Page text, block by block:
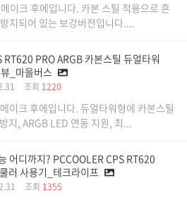
이크 후에입니다. 카본 스틸 적용으로 흔
지되어 있는 보강버전입니다....
RT620 PRO ARGB 카본스틸 듀얼타워
_마을버스
조회 1220
이크 후에입니다. 듀얼타워형에 카본스틸
지, ARGB LED 연동 지원, 최...
어디까지? PCCOOLER CPS RT620
러 사용기_테크라이프
조회 1355